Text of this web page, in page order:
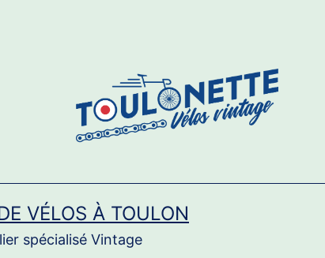
VÉLOS À TOULON
spécialisé Vintage